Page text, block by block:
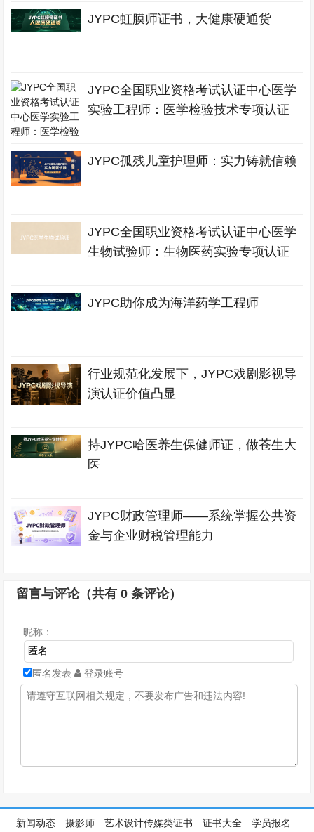
JYPC虹膜师证书，大健康硬通货
JYPC全国职业资格考试认证中心医学
实验工程师：医学检验技术专项认证
JYPC孤残儿童护理师：实力铸就信赖
JYPC全国职业资格考试认证中心医学
生物试验师：生物医药实验专项认证
JYPC助你成为海洋药学工程师
行业规范化发展下，JYPC戏剧影视导
演认证价值凸显
持JYPC哈医养生保健师证，做苍生大
医
JYPC财政管理师——系统掌握公共资
金与企业财税管理能力
留言与评论（共有0 条评论）
昵称：
匿名发表 登录账号
新闻动态 摄影师 艺术设计传媒类证书 证书大全 学员报名